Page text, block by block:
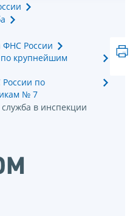
России
крупнейшим
по
№ 7
в инспекции